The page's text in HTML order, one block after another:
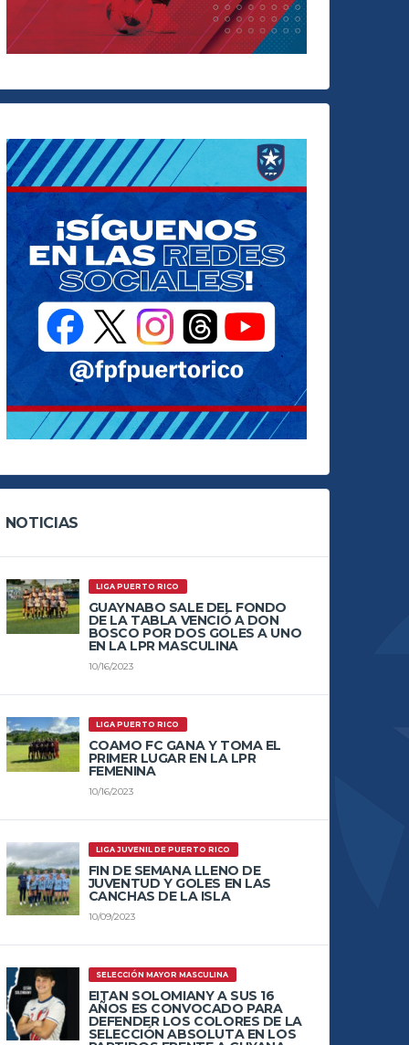
NOTICIAS
LIGA PUERTO RICO
GUAYNABO SALE DEL FONDO
DE LA TABLA VENCIÓ A DON
BOSCO POR DOS GOLES A UNO
EN LA LPR MASCULINA
10/16/2023
LIGA PUERTO RICO
COAMO FC GANA Y TOMA EL
PRIMER LUGAR EN LA LPR
FEMENINA
10/16/2023
LIGA JUVENIL DE PUERTO RICO
FIN DE SEMANA LLENO DE
JUVENTUD Y GOLES EN LAS
CANCHAS DE LA ISLA
10/09/2023
SELECCIÓN MAYOR MASCULINA
EITAN SOLOMIANY A SUS 16
AÑOS ES CONVOCADO PARA
DEFENDER LOS COLORES DE LA
SELECCIÓN ABSOLUTA EN LOS